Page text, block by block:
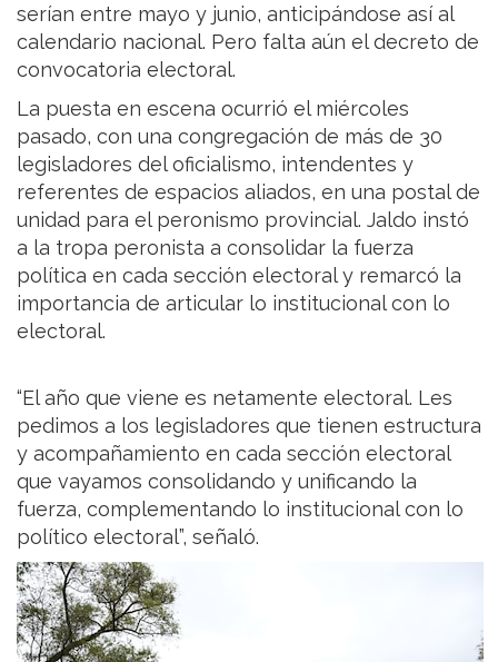
serían entre mayo y junio, anticipándose así al
calendario nacional. Pero falta aún el decreto de
convocatoria electoral.
La puesta en escena ocurrió el miércoles
pasado, con una congregación de más de 30
legisladores del oficialismo, intendentes y
referentes de espacios aliados, en una postal de
unidad para el peronismo provincial. Jaldo instó
a la tropa peronista a consolidar la fuerza
política en cada sección electoral y remarcó la
importancia de articular lo institucional con lo
electoral.
“El año que viene es netamente electoral. Les
pedimos a los legisladores que tienen estructura
y acompañamiento en cada sección electoral
que vayamos consolidando y unificando la
fuerza, complementando lo institucional con lo
político electoral”, señaló.